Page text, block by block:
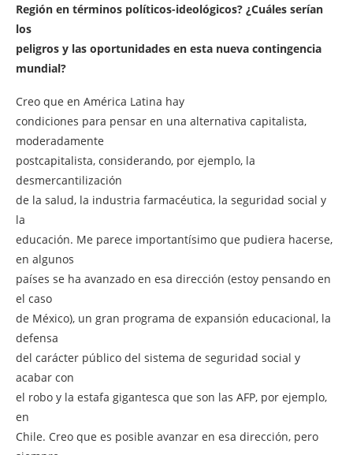
Región en términos políticos-ideológicos? ¿Cuáles serían
los
peligros y las oportunidades en esta nueva contingencia
mundial?
Creo que en América Latina hay
condiciones para pensar en una alternativa capitalista,
moderadamente
postcapitalista, considerando, por ejemplo, la
desmercantilización
de la salud, la industria farmacéutica, la seguridad social y
la
educación. Me parece importantísimo que pudiera hacerse,
en algunos
países se ha avanzado en esa dirección (estoy pensando en
el caso
de México), un gran programa de expansión educacional, la
defensa
del carácter público del sistema de seguridad social y
acabar con
el robo y la estafa gigantesca que son las AFP, por ejemplo,
en
Chile. Creo que es posible avanzar en esa dirección, pero